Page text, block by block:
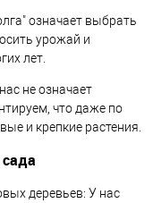
означает выбрать
урожай и
лет.
не означает
что даже по
и крепкие растения.
деревьев: У нас